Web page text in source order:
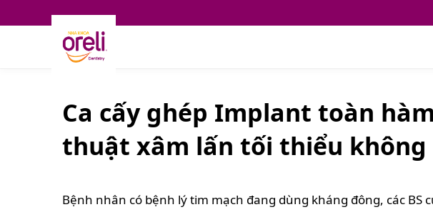
Ca cấy ghép Implant toàn
thuật xâm lấn tối thiểu
Bệnh nhân có bệnh lý tim mạch đang dùng kháng đông, các BS